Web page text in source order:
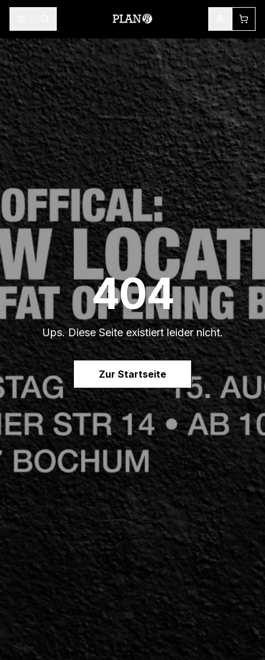
404
Ups. Diese Seite existiert leider nicht.
Zur Startseite